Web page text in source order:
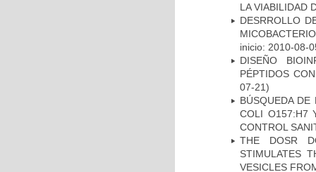
LA VIABILIDAD
DESRROLLO
inicio: 2010-08-
DISEÑO
PÉPTIDOS
07-21)
BÚSQUEDA DE
COLI O157:H7
CONTROL
THE DOSR
STIMULATES
VESICLES